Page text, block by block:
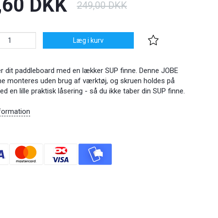
DKK 249,00 DKK
Læg i kurv
dit paddleboard med en lækker SUP finne. Denne JOBE
monteres uden brug af værktøj, og skruen holdes på
en lille praktisk låsering - så du ikke taber din SUP finne.